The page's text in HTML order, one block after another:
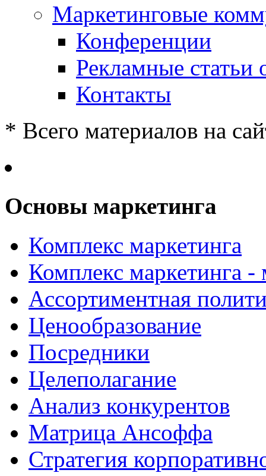
Маркетинговые
Конференции
Рекламные статьи
Контакты
* Всего материалов на
Основы маркетинга
Комплекс маркетинга
Комплекс маркетинга
Ассортиментная
Ценообразование
Посредники
Целеполагание
Анализ конкурентов
Матрица Ансоффа
Стратегия